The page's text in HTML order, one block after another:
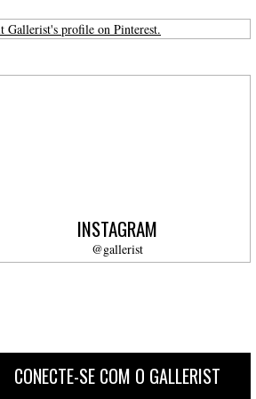
Gallerist's profile on Pinterest.
INSTAGRAM
@gallerist
CONECTE-SE COM O GALLERIST